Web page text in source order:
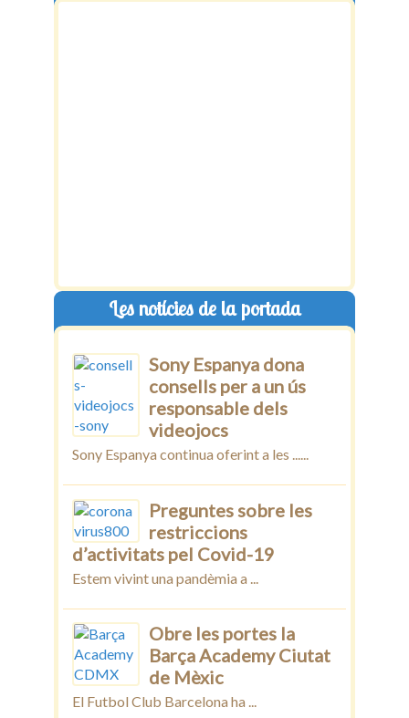
Les notícies de la portada
Sony Espanya dona
consells per a un ús
responsable dels
videojocs
Sony Espanya continua oferint a les ......
Preguntes sobre les
restriccions
d’activitats pel Covid-19
Estem vivint una pandèmia a ...
Obre les portes la
Barça Academy Ciutat
de Mèxic
El Futbol Club Barcelona ha ...